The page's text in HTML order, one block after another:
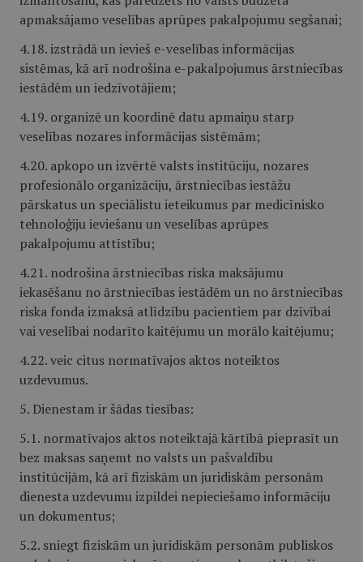
apmaksājamo veselības aprūpes pakalpojumu segšanai;
4.18. izstrādā un ievieš e-veselības informācijas
sistēmas, kā arī nodrošina e-pakalpojumus ārstniecības
iestādēm un iedzīvotājiem;
4.19. organizē un koordinē datu apmaiņu starp
veselības nozares informācijas sistēmām;
4.20. apkopo un izvērtē valsts institūciju, nozares
profesionālo organizāciju, ārstniecības iestāžu
pārskatus un speciālistu ieteikumus par medicīnisko
tehnoloģiju ieviešanu un veselības aprūpes
pakalpojumu attīstību;
4.21. nodrošina ārstniecības riska maksājumu
iekasēšanu no ārstniecības iestādēm un no ārstniecības
riska fonda izmaksā atlīdzību pacientiem par dzīvībai
vai veselībai nodarīto kaitējumu un morālo kaitējumu;
4.22. veic citus normatīvajos aktos noteiktos
uzdevumus.
5. Dienestam ir šādas tiesības:
5.1. normatīvajos aktos noteiktajā kārtībā pieprasīt un
bez maksas saņemt no valsts un pašvaldību
institūcijām, kā arī fiziskām un juridiskām personām
dienesta uzdevumu izpildei nepieciešamo informāciju
un dokumentus;
5.2. sniegt fiziskām un juridiskām personām publiskos